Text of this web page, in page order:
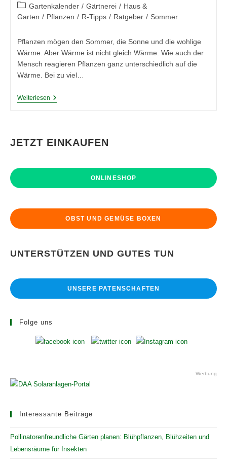
Beitrags-
Kategorie:
Gartenkalender / Gärtnerei / Haus &
Garten / Pflanzen / R-Tipps / Ratgeber / Sommer
Pflanzen mögen den Sommer, die Sonne und die wohlige
Wärme. Aber Wärme ist nicht gleich Wärme. Wie auch der
Mensch reagieren Pflanzen ganz unterschiedlich auf die
Wärme. Bei zu viel…
WeiterlesenPflanzen
JETZT EINKAUFEN
ONLINESHOP
OBST UND GEMÜSE BOXEN
UNTERSTÜTZEN UND GUTES TUN
UNSERE PATENSCHAFTEN
Folge uns
Werbung
Interessante Beiträge
Pollinatorenfreundliche Gärten planen: Blühpflanzen, Blühzeiten und
Lebensräume für Insekten